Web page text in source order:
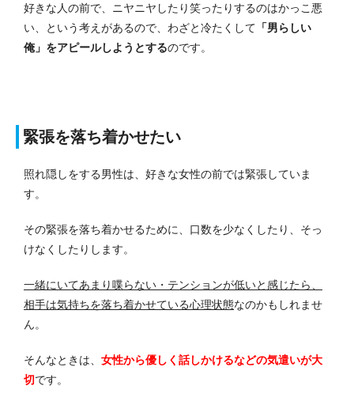
好きな人の前で、ニヤニヤしたり笑ったりするのはかっこ悪
い、という考えがあるので、わざと冷たくして 「男らしい
俺」をアピールしようとするのです。
緊張を落ち着かせたい
照れ隠しをする男性は、好きな女性の前では緊張していま
す。
その緊張を落ち着かせるために、口数を少なくしたり、そっ
けなくしたりします。
一緒にいてあまり喋らない・テンションが低いと感じたら、
相手は気持ちを落ち着かせている心理状態なのかもしれませ
ん。
そんなときは、 女性から優しく話しかけるなどの気遣いが大
切です。